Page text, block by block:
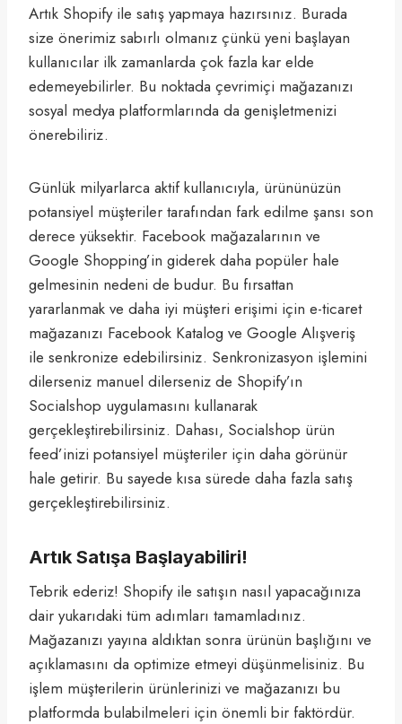
Artık Shopify ile satış yapmaya hazırsınız. Burada
size önerimiz sabırlı olmanız çünkü yeni başlayan
kullanıcılar ilk zamanlarda çok fazla kar elde
edemeyebilirler. Bu noktada çevrimiçi mağazanızı
sosyal medya platformlarında da genişletmenizi
önerebiliriz.
Günlük milyarlarca aktif kullanıcıyla, ürününüzün
potansiyel müşteriler tarafından fark edilme şansı son
derece yüksektir. Facebook mağazalarının ve
Google Shopping’in giderek daha popüler hale
gelmesinin nedeni de budur. Bu fırsattan
yararlanmak ve daha iyi müşteri erişimi için e-ticaret
mağazanızı Facebook Katalog ve Google Alışveriş
ile senkronize edebilirsiniz. Senkronizasyon işlemini
dilerseniz manuel dilerseniz de Shopify’ın
Socialshop uygulamasını kullanarak
gerçekleştirebilirsiniz. Dahası, Socialshop ürün
feed’inizi potansiyel müşteriler için daha görünür
hale getirir. Bu sayede kısa sürede daha fazla satış
gerçekleştirebilirsiniz.
Artık Satışa Başlayabiliri!
Tebrik ederiz! Shopify ile satışın nasıl yapacağınıza
dair yukarıdaki tüm adımları tamamladınız.
Mağazanızı yayına aldıktan sonra ürünün başlığını ve
açıklamasını da optimize etmeyi düşünmelisiniz. Bu
işlem müşterilerin ürünlerinizi ve mağazanızı bu
platformda bulabilmeleri için önemli bir faktördür.